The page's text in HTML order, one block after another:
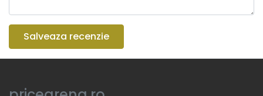
Salveaza recenzie